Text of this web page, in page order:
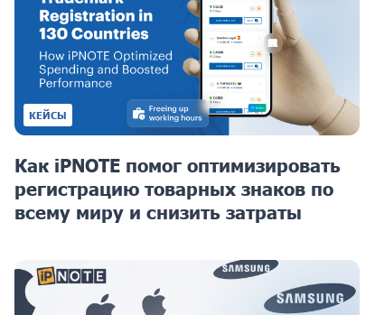
КЕЙСЫ
Как iPNOTE помог оптимизировать
регистрацию товарных знаков по
всему миру и снизить затраты